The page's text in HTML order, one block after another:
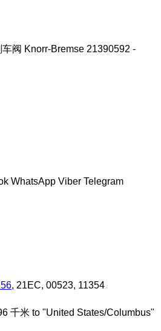
WhatsApp Viber Telegram
, 21EC, 00523, 11354
千米 to "United States/Columbus"